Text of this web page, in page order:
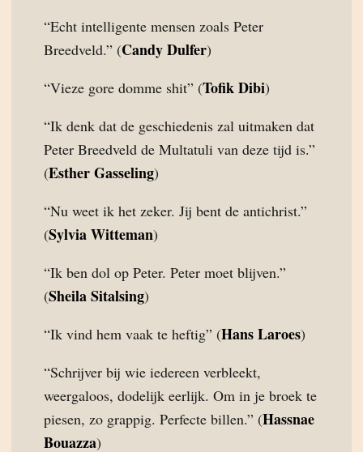
“Echt intelligente mensen zoals Peter
Breedveld.” (Candy Dulfer)
“Vieze gore domme shit” (Tofik Dibi)
“Ik denk dat de geschiedenis zal uitmaken dat
Peter Breedveld de Multatuli van deze tijd is.”
(Esther Gasseling)
“Nu weet ik het zeker. Jij bent de antichrist.”
(Sylvia Witteman)
“Ik ben dol op Peter. Peter moet blijven.”
(Sheila Sitalsing)
“Ik vind hem vaak te heftig” (Hans Laroes)
“Schrijver bij wie iedereen verbleekt,
weergaloos, dodelijk eerlijk. Om in je broek te
piesen, zo grappig. Perfecte billen.” (Hassnae
Bouazza)